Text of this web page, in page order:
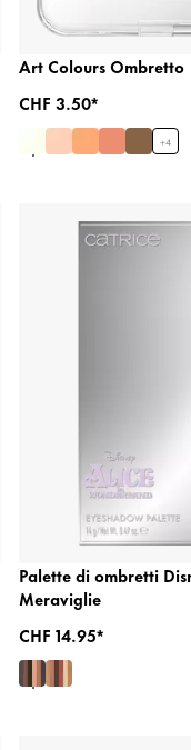
Art Colours Ombretto
CHF 3.50*
+4
Palette di ombretti
Meraviglie
CHF 14.95*